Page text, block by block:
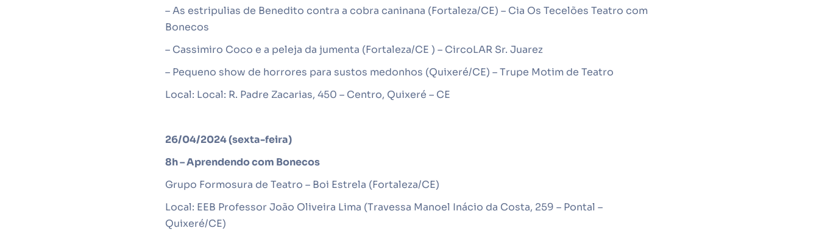
– As estripulias de Benedito contra a cobra caninana (Fortaleza/CE) – Cia Os Tecelões Teatro com
Bonecos
– Cassimiro Coco e a peleja da jumenta (Fortaleza/CE ) – CircoLAR Sr. Juarez
– Pequeno show de horrores para sustos medonhos (Quixeré/CE) – Trupe Motim de Teatro
Local: Local: R. Padre Zacarias, 450 – Centro, Quixeré – CE
26/04/2024 (sexta-feira)
8h – Aprendendo com Bonecos
Grupo Formosura de Teatro – Boi Estrela (Fortaleza/CE)
Local: EEB Professor João Oliveira Lima (Travessa Manoel Inácio da Costa, 259 – Pontal –
Quixeré/CE)